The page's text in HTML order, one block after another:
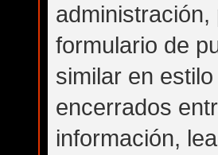
formulario de
similar en
encerrados
información,